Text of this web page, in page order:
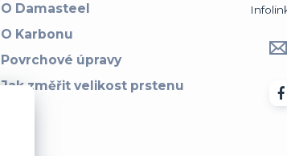
O Damasteel
O Karbonu
Povrchové úpravy
Jak změřit velikost prstenu